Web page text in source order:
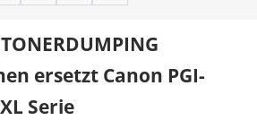
ersetzt Canon PGI-
Serie